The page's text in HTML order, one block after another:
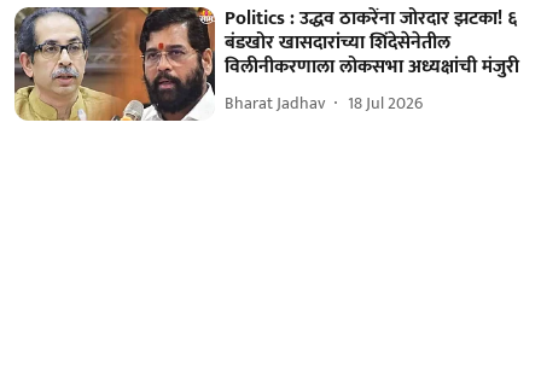
Politics : उद्धव ठाकरेंना जोरदार झटका! ६
बंडखोर खासदारांच्या शिंदेसेनेतील
विलीनीकरणाला लोकसभा अध्यक्षांची मंजुरी
Bharat Jadhav 18 Jul 2026